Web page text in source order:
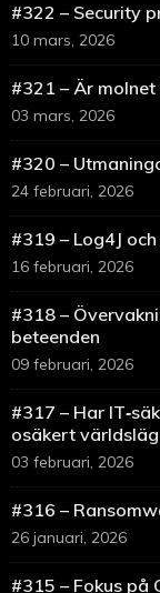
#322 – Security
10 mars, 2026
#321 – Är
03 mars, 2026
#320 –
24 februari, 2026
#319 – Log4J
16 februari, 2026
#318 –
beteenden
09 februari, 2026
#317 – Har
osäkert
03 februari, 2026
#316 –
26 januari, 2026
#315 – Fokus på